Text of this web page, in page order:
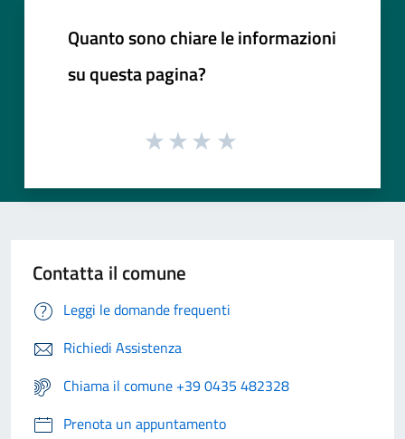
Quanto sono chiare le informazioni
su questa pagina?
Contatta il comune
Leggi le domande frequenti
Richiedi Assistenza
Chiama il comune +39 0435 482328
Prenota un appuntamento